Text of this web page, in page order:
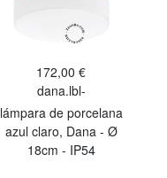
172,00 €
dana.lbl-
lámpara de porcelana
azul claro, Dana - Ø
18cm - IP54